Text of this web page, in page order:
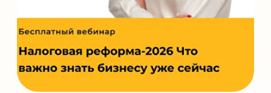
+7 (499) 653-67-23
Мы на связи ежедневно с 9:00 до 18:00